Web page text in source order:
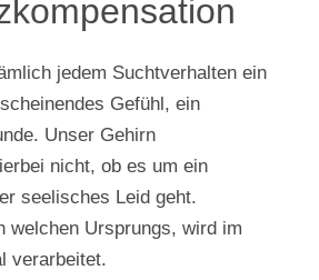
jedem Suchtverhalten ein
Gefühl, ein
Unser Gehirn
nicht, ob es um ein
seelisches Leid geht.
welchen Ursprungs, wird im
verarbeitet.